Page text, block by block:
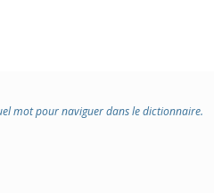
mot pour naviguer dans le dictionnaire.